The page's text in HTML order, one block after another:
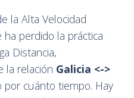
la Alta Velocidad
ha perdido la práctica
Distancia,
la relación Galicia <->
por cuánto tiempo. Hay